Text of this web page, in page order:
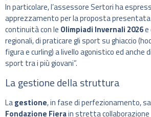
In particolare, l’assessore Sertori ha
apprezzamento per la proposta presentata
continuità con le Olimpiadi Invernali 2026e
regionali, di praticare gli sport su ghiaccio
figura e curling) a livello agonistico ed anche
sport tra i più giovani”.
La gestione della struttura
Lagestione, in fase di perfezionamento,
Fondazione Fierain stretta collaborazione